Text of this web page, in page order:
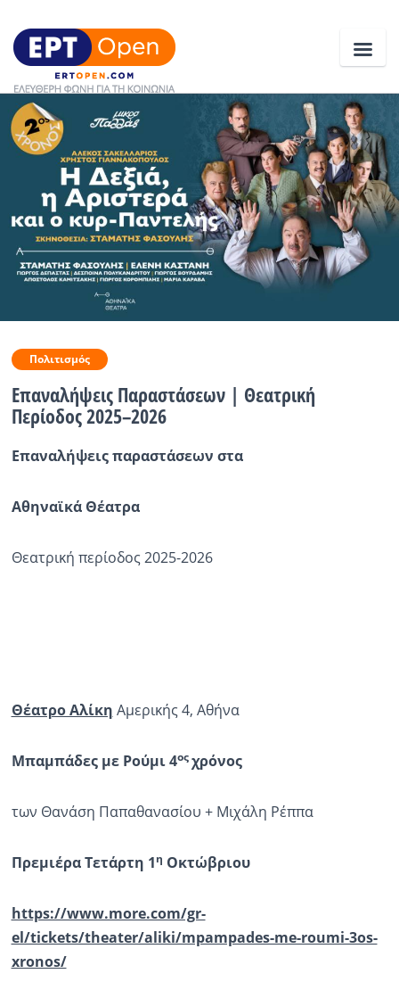
Ειδήσεις
Ελλάδα
Κοινωνία
Πολιτική
Οικονομία
Εκπομπές
Πολιτισμός
Πολιτισμός
Επαναλήψεις Παραστάσεων | Θεατρική
Περίοδος 2025–2026
Επαναλήψεις παραστάσεων στα
Αθηναϊκά Θέατρα
Θεατρική περίοδος 2025-2026
Θέατρο Αλίκη Αμερικής 4, Αθήνα
Μπαμπάδες με Ρούμι 4οςχρόνος
των Θανάση Παπαθανασίου + Μιχάλη Ρέππα
Πρεμιέρα Τετάρτη 1η Οκτώβριου
https://www.more.com/gr-
el/tickets/theater/aliki/mpampades-me-roumi-3os-
xronos/